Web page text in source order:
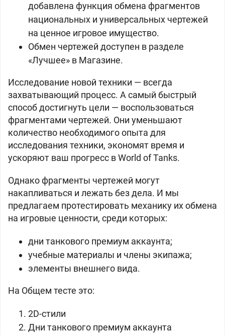
добавлена функция обмена фрагментов
национальных и универсальных чертежей
на ценное игровое имущество.
Обмен чертежей доступен в разделе
«Лучшее» в Магазине.
Исследование новой техники — всегда
захватывающий процесс. А самый быстрый
способ достигнуть цели — воспользоваться
фрагментами чертежей. Они уменьшают
количество необходимого опыта для
исследования техники, экономят время и
ускоряют ваш прогресс в World of Tanks.
Однако фрагменты чертежей могут
накапливаться и лежать без дела. И мы
предлагаем протестировать механику их обмена
на игровые ценности, среди которых:
дни танкового премиум аккаунта;
учебные материалы и члены экипажа;
элементы внешнего вида.
На Общем тесте это:
2D-стили
Дни танкового премиум аккаунта